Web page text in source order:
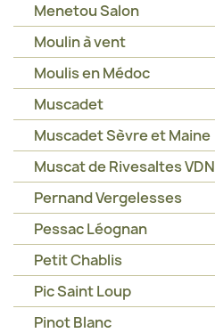
Menetou Salon
Moulin à vent
Moulis en Médoc
Muscadet
Muscadet Sèvre et Maine
Muscat de Rivesaltes VDN
Pernand Vergelesses
Pessac Léognan
Petit Chablis
Pic Saint Loup
Pinot Blanc